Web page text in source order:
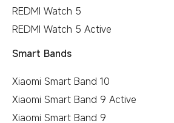
REDMI Watch 5
REDMI Watch 5 Active
Smart Bands
Xiaomi Smart Band 10
Xiaomi Smart Band 9 Active
Xiaomi Smart Band 9